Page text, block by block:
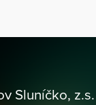
Sluníčko, z.s.